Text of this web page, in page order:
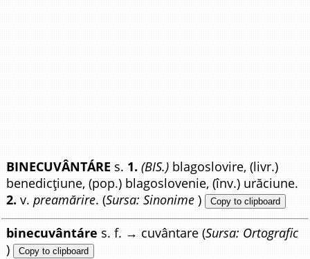
BINECUVÂNTÁRE s. 1. (BIS.) blagoslovire, (livr.)
benedicțiune, (pop.) blagoslovenie, (înv.) urăciune.
2. v.preamărire. (Sursa: Sinonime ) Copy to clipboard
binecuvântáre s. f. → cuvântare (Sursa: Ortografic
) Copy to clipboard